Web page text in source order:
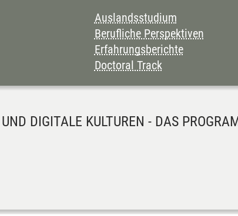
DIESER SEITEAuslandsstudium
Berufliche Perspektiven
Erfahrungsberichte
Doctoral Track
DIGITALE KULTUREN - DAS